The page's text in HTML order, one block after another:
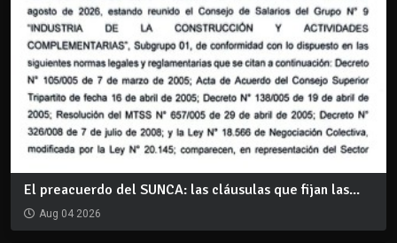
El preacuerdo del SUNCA: las cláusulas que fijan las...
Aug 04 2026